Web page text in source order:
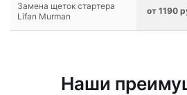
Замена щеток стартера
Lifan Murman
от 1190
Наши